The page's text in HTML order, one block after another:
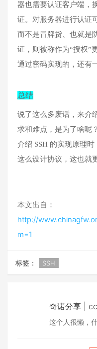
器也需要认证客户端，
证。对服务器进行认证
而不是冒牌货、也就是
证，则被称作为“授权”
通过密码实现的，还有
总结
说了这么多废话，来介
求和难点，是为了啥呢
介绍 SSH 的实现原理
这么设计协议，这也就
本文出自：
http://
m=1
标签： SSH
奇诺分享 |
这个人很懒，